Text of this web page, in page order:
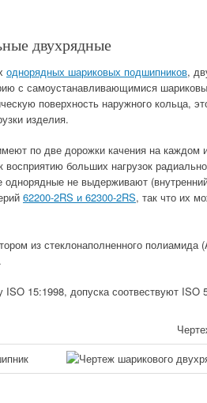
двухрядные
однорядных шариковых подшипников,
с самоустанавливающимися
поверхность наружного кольца,
изделия.
по две дорожки качения на каждом
больших нагрузок
однорядные не выдерживают
62200-2RS и 62300-2RS, так что их
из стеклонаполненного полиамида
15:1998, допуска соотвествуют ISO